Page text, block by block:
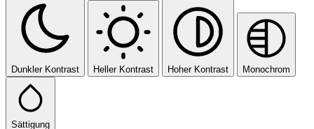
Dunkler Kontrast Heller Kontrast Hoher Kontrast Monochrom
Sättigung